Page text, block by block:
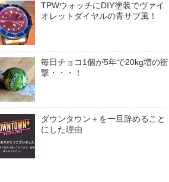
TPWウォッチにDIY塗装でヴァイ
オレットダイヤルの青サブ風！
毎日チョコ1個が5年で20kg増の衝
撃・・・！
ダウンタウン＋を一旦辞めること
にした理由